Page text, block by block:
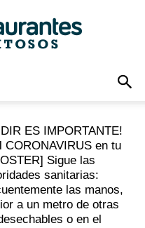
ES IMPORTANTE!
CORONAVIRUS en tu
Sigue las
sanitarias:
las manos,
a un metro de otras
o en el